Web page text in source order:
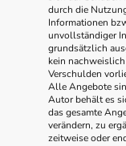
durch die
Informationen
unvollständiger
grundsätzlich
kein
Verschulden
Alle Angebote
Autor behält es
das gesamte
verändern, zu
zeitweise oder